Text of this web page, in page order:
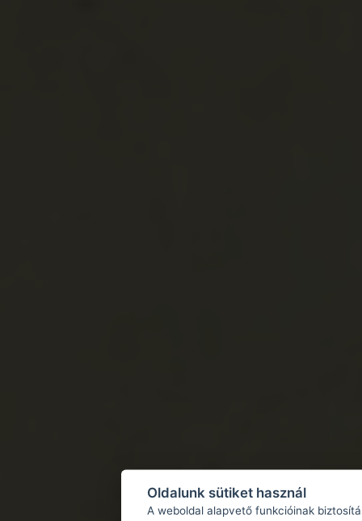
Oldalunk sütiket használ
A weboldal alapvető funkcióinak